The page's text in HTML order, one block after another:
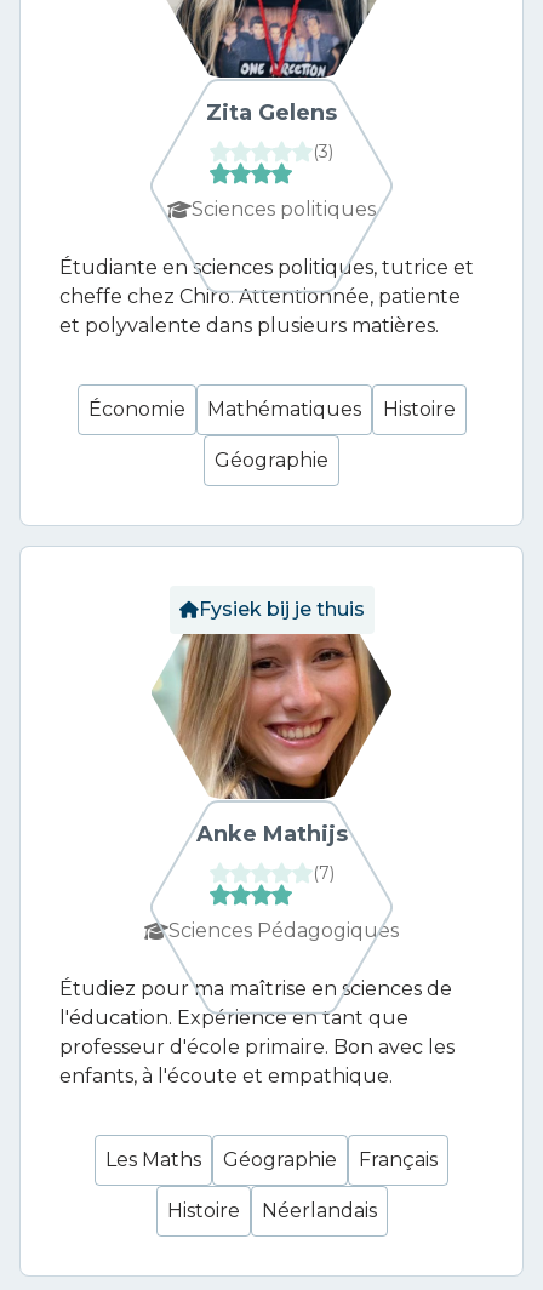
Zita Gelens
(3)
Sciences politiques
Étudiante en sciences politiques, tutrice et
cheffe chez Chiro. Attentionnée, patiente
et polyvalente dans plusieurs matières.
Économie Mathématiques Histoire
Géographie
Anke Mathijs
(7)
Fysiek bij je thuis
Sciences Pédagogiques
Étudiez pour ma maîtrise en sciences de
l'éducation. Expérience en tant que
professeur d'école primaire. Bon avec les
enfants, à l'écoute et empathique.
Les Maths Géographie Français
Histoire Néerlandais